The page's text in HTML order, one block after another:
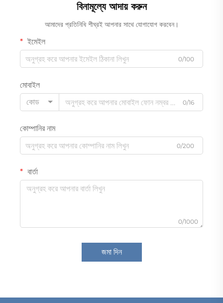
বিনামূল্যে আদায় করুন
আমাদের প্রতিনিধি শীঘ্রই আপনার সাথে যোগাযোগ করবেন।
ইমেইল
0/100
মোবাইল
কোড
0/16
কোম্পানির নাম
0/200
বার্তা
0/1000
জমা দিন